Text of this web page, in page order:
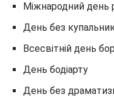
Міжнародний день
День без
Всесвітній день
День бодіарту
День без